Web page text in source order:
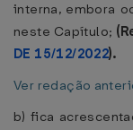
interna, embora
neste Capítulo;
DE 15/12/2022).
Ver redação
b) fica